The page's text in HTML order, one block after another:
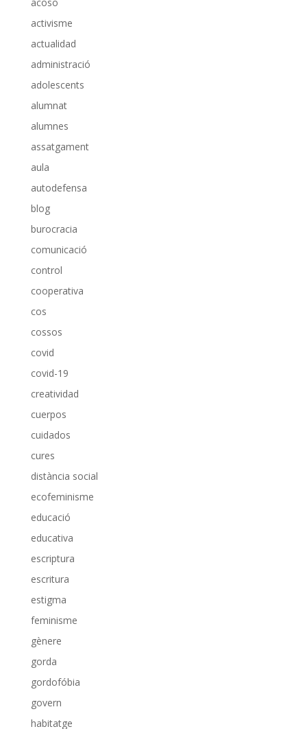
activisme
actualidad
administració
adolescents
alumnat
alumnes
assatgament
aula
autodefensa
blog
burocracia
comunicació
control
cooperativa
cos
cossos
covid
covid-19
creatividad
cuerpos
cuidados
cures
distància social
ecofeminisme
educació
educativa
escriptura
escritura
estigma
feminisme
gènere
gorda
gordofóbia
govern
habitatge